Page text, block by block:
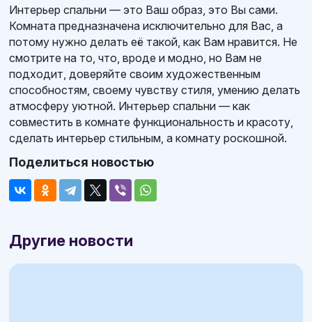
Интерьер спальни — это Ваш образ, это Вы сами.
Комната предназначена исключительно для Вас, а
потому нужно делать её такой, как Вам нравится. Не
смотрите на то, что, вроде и модно, но Вам не
подходит, доверяйте своим художественным
способностям, своему чувству стиля, умению делать
атмосферу уютной. Интерьер спальни — как
совместить в комнате функциональность и красоту,
сделать интерьер стильным, а комнату роскошной.
Поделиться новостью
Другие новости